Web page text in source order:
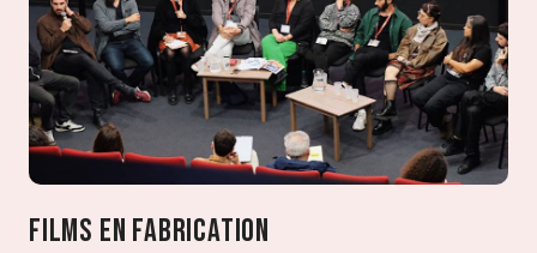
Films en fabrication